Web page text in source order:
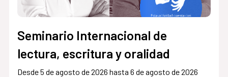
Seminario Internacional de
lectura, escritura y oralidad
Desde 5 de agosto de 2026 hasta 6 de agosto de 2026